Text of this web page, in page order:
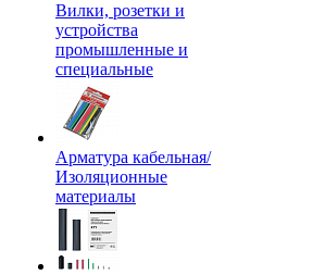
Вилки, розетки и
устройства
промышленные и
специальные
Арматура кабельная/
Изоляционные
материалы